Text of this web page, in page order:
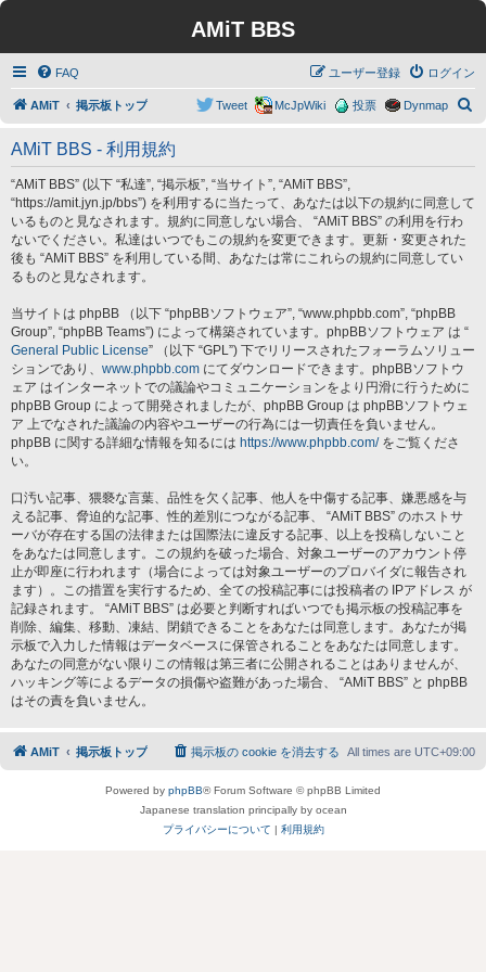
AMiT BBS
FAQ ログイン
ユーザー登録
AMiT 掲示板トップ Dynmap
投票
McJpWiki
Tweet
AMiT BBS - 利用規約
“AMiT BBS” (以下 “私達”, “掲示板”, “当サイト”, “AMiT BBS”,
“https://amit.jyn.jp/bbs”) を利用するに当たって、あなたは以下の規約に同意して
いるものと見なされます。規約に同意しない場合、 “AMiT BBS” の利用を行わ
ないでください。私達はいつでもこの規約を変更できます。更新・変更された
後も “AMiT BBS” を利用している間、あなたは常にこれらの規約に同意してい
るものと見なされます。
当サイトは phpBB （以下 “phpBBソフトウェア”, “www.phpbb.com”, “phpBB
Group”, “phpBB Teams”) によって構築されています。phpBBソフトウェア は “
General Public License” （以下 “GPL”) 下でリリースされたフォーラムソリュー
ションであり、 www.phpbb.com にてダウンロードできます。phpBBソフトウ
ェア はインターネットでの議論やコミュニケーションをより円滑に行うために
phpBB Group によって開発されましたが、phpBB Group は phpBBソフトウェ
ア 上でなされた議論の内容やユーザーの行為には一切責任を負いません。
phpBB に関する詳細な情報を知るには https://www.phpbb.com/をご覧くださ
い。
口汚い記事、猥褻な言葉、品性を欠く記事、他人を中傷する記事、嫌悪感を与
える記事、脅迫的な記事、性的差別につながる記事、 “AMiT BBS” のホストサ
ーバが存在する国の法律または国際法に違反する記事、以上を投稿しないこと
をあなたは同意します。この規約を破った場合、対象ユーザーのアカウント停
止が即座に行われます（場合によっては対象ユーザーのプロバイダに報告され
ます）。この措置を実行するため、全ての投稿記事には投稿者の IPアドレス が
記録されます。 “AMiT BBS” は必要と判断すればいつでも掲示板の投稿記事を
削除、編集、移動、凍結、閉鎖できることをあなたは同意します。あなたが掲
示板で入力した情報はデータベースに保管されることをあなたは同意します。
あなたの同意がない限りこの情報は第三者に公開されることはありませんが、
ハッキング等によるデータの損傷や盗難があった場合、 “AMiT BBS” と phpBB
はその責を負いません。
AMiT 掲示板トップ All times are UTC+09:00
掲示板の cookie を消去する
Powered by phpBB® Forum Software © phpBB Limited
Japanese translation principally by ocean
プライバシーについて | 利用規約